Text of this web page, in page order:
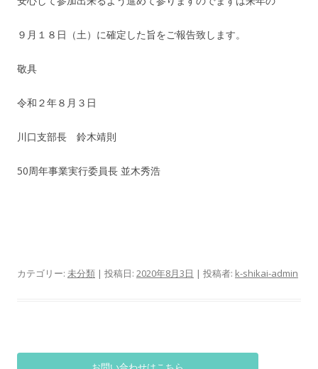
９月１８日（土）に確定した旨をご報告致します。
敬具
令和２年８月３日
川口支部長 鈴木靖則
50周年事業実行委員長 並木秀浩
カテゴリー: 未分類 | 投稿日: 2020年8月3日 | 投稿者: k-shikai-admin